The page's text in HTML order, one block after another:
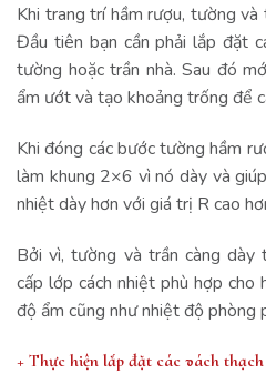
Khi trang trí hầm rượu, tường và
Đầu tiên bạn cần phải lắp đặt
tường hoặc trần nhà. Sau đó
ẩm ướt và tạo khoảng trống để
Khi đóng các bước tường hầm
làm khung 2×6 vì nó dày và
nhiệt dày hơn với giá trị R cao
Bởi vì, tường và trần càng dày
cấp lớp cách nhiệt phù hợp cho
độ ẩm cũng như nhiệt độ phòng
+ Thực hiện lắp đặt các vách